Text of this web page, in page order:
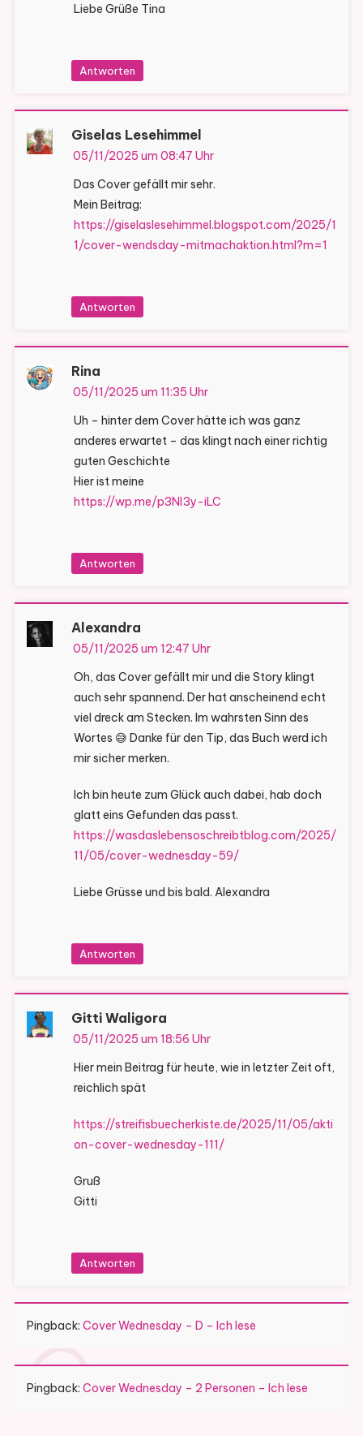
Liebe Grüße Tina
Antworten
Giselas Lesehimmel
05/11/2025 um 08:47 Uhr
Das Cover gefällt mir sehr.
Mein Beitrag:
https://giselaslesehimmel.blogspot.com/2025/1
1/cover-wendsday-mitmachaktion.html?m=1
Antworten
Rina
05/11/2025 um 11:35 Uhr
Uh – hinter dem Cover hätte ich was ganz
anderes erwartet – das klingt nach einer richtig
guten Geschichte
Hier ist meine
https://wp.me/p3Nl3y-iLC
Antworten
Alexandra
05/11/2025 um 12:47 Uhr
Oh, das Cover gefällt mir und die Story klingt
auch sehr spannend. Der hat anscheinend echt
viel dreck am Stecken. Im wahrsten Sinn des
Wortes 😅 Danke für den Tip, das Buch werd ich
mir sicher merken.
Ich bin heute zum Glück auch dabei, hab doch
glatt eins Gefunden das passt.
https://wasdaslebensoschreibtblog.com/2025/
11/05/cover-wednesday-59/
Liebe Grüsse und bis bald. Alexandra
Antworten
Gitti Waligora
05/11/2025 um 18:56 Uhr
Hier mein Beitrag für heute, wie in letzter Zeit oft,
reichlich spät
https://streifisbuecherkiste.de/2025/11/05/akti
on-cover-wednesday-111/
Gruß
Gitti
Antworten
Pingback: Cover Wednesday – D – Ich lese
Pingback: Cover Wednesday – 2 Personen – Ich lese